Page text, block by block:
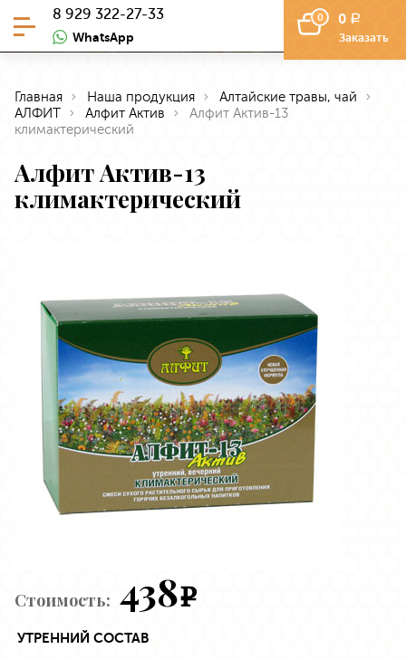
8 929 322-27-33
WhatsApp
0 0 a
Заказать
Главная Наша продукция
Алтайские травы, чай
АЛФИТ
Алфит Актив
Алфит Актив-13
климактерический
Алфит Актив-13
климактерический
Стоимость: 438e
УТРЕННИЙ СОСТАВ